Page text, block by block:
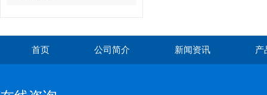
首页 公司简介 新闻资讯 产